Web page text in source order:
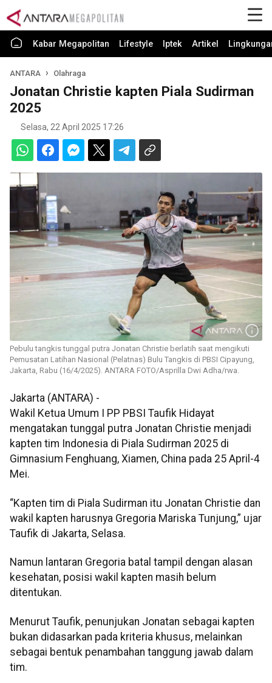
Kabar Megapolitan Lifestyle Iptek Artikel
ANTARA Olahraga
Jonatan Christie kapten Piala Sudirman
2025
Selasa, 22 April 2025 17:26
Pebulu tangkis tunggal putra Jonatan Christie berlatih saat mengikuti
Pemusatan Latihan Nasional (Pelatnas) Bulu Tangkis di PBSI Cipayung,
Jakarta, Rabu (16/4/2025). ANTARA FOTO/Asprilla Dwi Adha/rwa.
Jakarta (ANTARA) -
Wakil Ketua Umum I PP PBSI Taufik Hidayat
mengatakan tunggal putra Jonatan Christie menjadi
kapten tim Indonesia di Piala Sudirman 2025 di
Gimnasium Fenghuang, Xiamen, China pada 25 April-4
Mei.
“Kapten tim di Piala Sudirman itu Jonatan Christie dan
wakil kapten harusnya Gregoria Mariska Tunjung,” ujar
Taufik di Jakarta, Selasa.
Namun lantaran Gregoria batal tampil dengan alasan
kesehatan, posisi wakil kapten masih belum
ditentukan.
Menurut Taufik, penunjukan Jonatan sebagai kapten
bukan didasarkan pada kriteria khusus, melainkan
sebagai bentuk penambahan tanggung jawab dalam
tim.